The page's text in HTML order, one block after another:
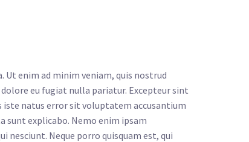
enim ad minim veniam, quis nostrud
eu fugiat nulla pariatur. Excepteur sint
iste natus error sit voluptatem accusantium
sunt explicabo. Nemo enim ipsam
Neque porro quisquam est, qui